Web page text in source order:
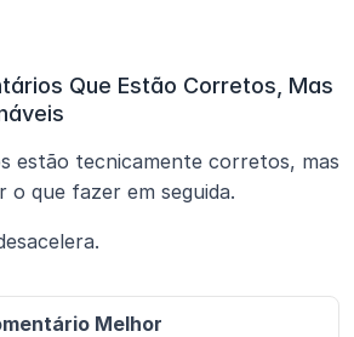
Que Estão Corretos, Mas
estão tecnicamente corretos, mas
o que fazer em seguida.
Melhor